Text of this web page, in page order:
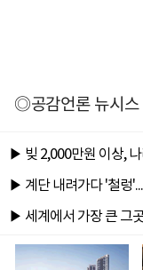
◎공감언론 뉴시스